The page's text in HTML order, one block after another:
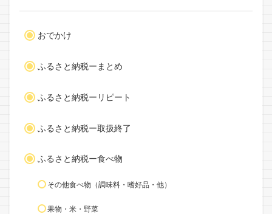
おでかけ
ふるさと納税ーまとめ
ふるさと納税ーリピート
ふるさと納税ー取扱終了
ふるさと納税ー食べ物
その他食べ物（調味料・嗜好品・他）
果物・米・野菜